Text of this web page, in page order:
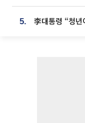
5.